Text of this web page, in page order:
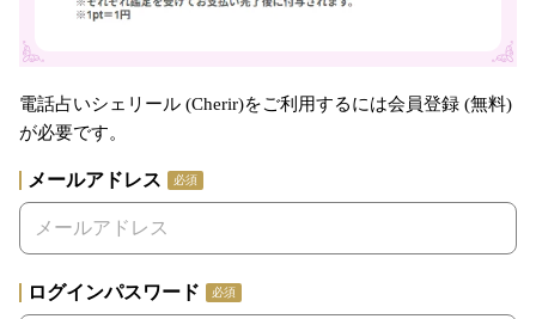
電話占いシェリール (Cherir)をご利用するには会員登録 (無料)
が必要です。
メールアドレス 必須
ログインパスワード 必須